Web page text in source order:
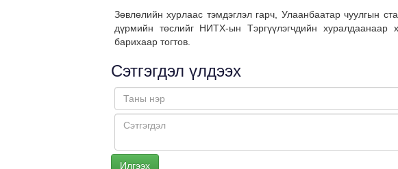
Зөвлөлийн хурлаас тэмдэглэл гарч, Улаанбаатар чуулгын
дүрмийн төслийг НИТХ-ын Тэргүүлэгчдийн хуралдаанаар
барихаар тогтов.
Сэтгэгдэл үлдээх